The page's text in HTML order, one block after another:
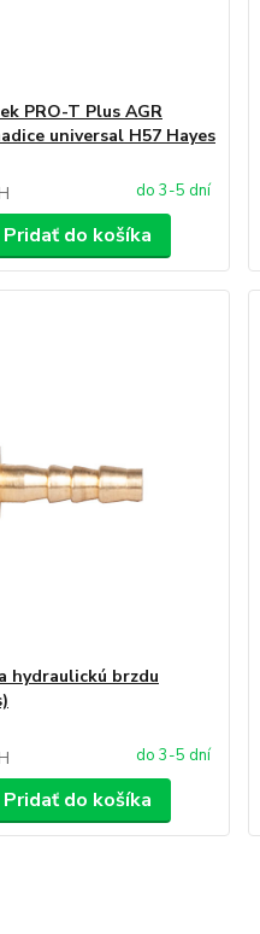
PRO-T Plus AGR
universal H57 Hayes
do 3-5 dní
Pridať do košíka
hydraulickú brzdu
do 3-5 dní
Pridať do košíka